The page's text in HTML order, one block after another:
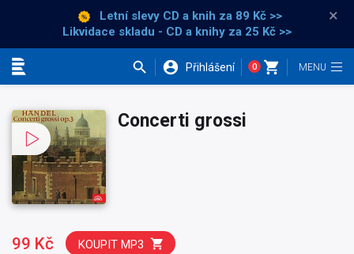
Letní slevy CD a knih za 89 Kč >>
Likvidace skladu - CD a knihy za 25 Kč >>
×
Přihlášení 0
Concerti grossi
99 Kč KOUPIT MP3